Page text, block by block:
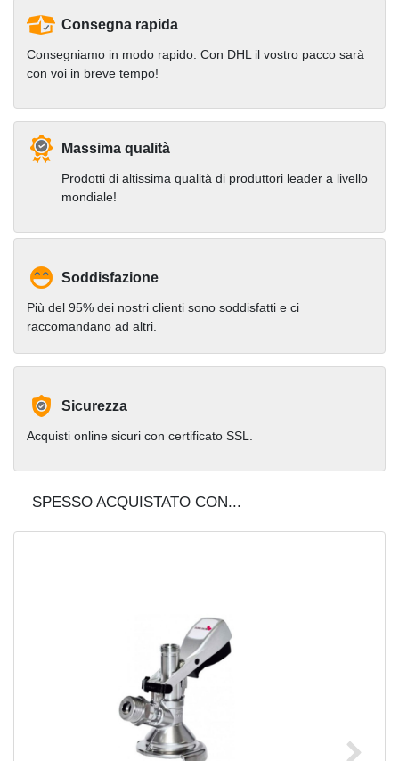
Consegna rapida
Consegniamo in modo rapido. Con DHL il vostro pacco sarà
con voi in breve tempo!
Massima qualità
Prodotti di altissima qualità di produttori leader a livello
mondiale!
Soddisfazione
Più del 95% dei nostri clienti sono soddisfatti e ci
raccomandano ad altri.
Sicurezza
Acquisti online sicuri con certificato SSL.
SPESSO ACQUISTATO CON...